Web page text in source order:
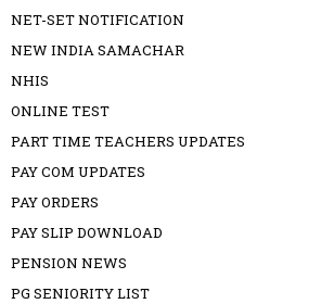
NET-SET NOTIFICATION
NEW INDIA SAMACHAR
NHIS
ONLINE TEST
PART TIME TEACHERS UPDATES
PAY COM UPDATES
PAY ORDERS
PAY SLIP DOWNLOAD
PENSION NEWS
PG SENIORITY LIST